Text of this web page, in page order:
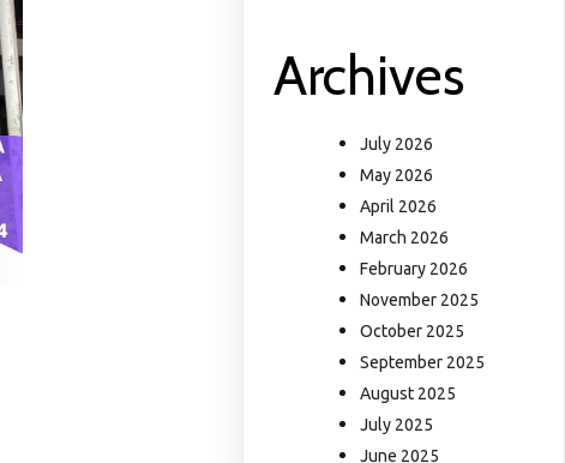
Archives
July 2026
May 2026
April 2026
March 2026
February 2026
November 2025
October 2025
September 2025
August 2025
July 2025
June 2025